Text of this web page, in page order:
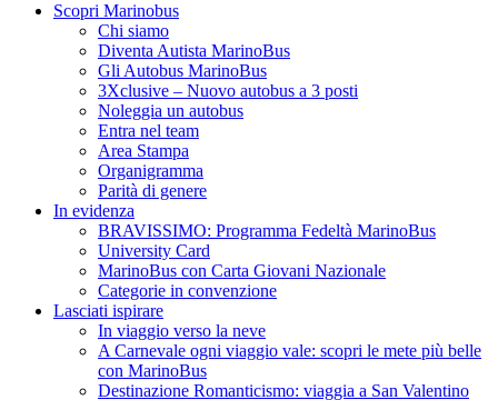
Scopri Marinobus
Chi siamo
Diventa Autista MarinoBus
Gli Autobus MarinoBus
3Xclusive – Nuovo autobus a 3 posti
Noleggia un autobus
Entra nel team
Area Stampa
Organigramma
Parità di genere
In evidenza
BRAVISSIMO: Programma Fedeltà MarinoBus
University Card
MarinoBus con Carta Giovani Nazionale
Categorie in convenzione
Lasciati ispirare
In viaggio verso la neve
A Carnevale ogni viaggio vale: scopri le mete più belle
con MarinoBus
Destinazione Romanticismo: viaggia a San Valentino